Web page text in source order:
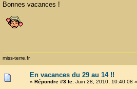
Bonnes vacances !
miss-terre.fr
En vacances du 29 au 14 !!
« Répondre #3 le:Juin 28, 2010, 10:40:08 »